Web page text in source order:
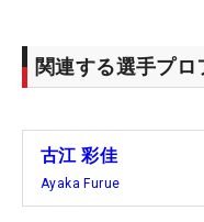
関連する選手プ
古江 彩佳
Ayaka Furue